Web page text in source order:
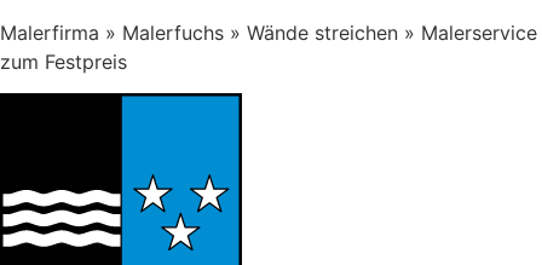
Malerfirma » Malerfuchs » Wände streichen » Malerservice
zum Festpreis